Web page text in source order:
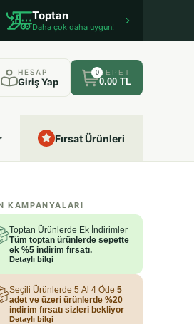
Toptan
Daha çok daha uygun!
HESAP
Giriş Yap
0 SEPET
0.00 TL
Fırsat Ürünleri
KAMPANYALARI
Toptan Ürünlerde Ek İndirimler
Tüm toptan ürünlerde sepette
ek %5 indirim fırsatı.
Detaylı bilgi
Seçili Ürünlerde 5 Al 4 Öde 5
adet ve üzeri ürünlerde %20
indirim fırsatı sizleri bekliyor
Detaylı bilgi